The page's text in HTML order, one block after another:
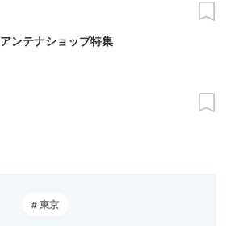
アンテナショップ特集
東京